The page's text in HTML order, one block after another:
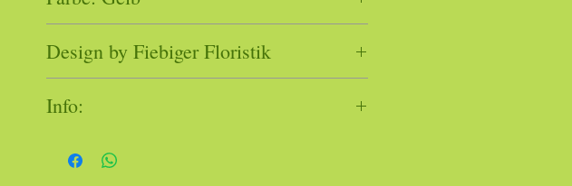
abweichen.
Design by Fiebiger Floristik
Info:
Produktsicherheitsverordnung EU 2023/988 ist: